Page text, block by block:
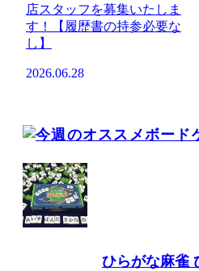
店スタッフを募集いたしま
す！【履歴書の持参必要な
し】
2026.06.28
ひらがな麻雀